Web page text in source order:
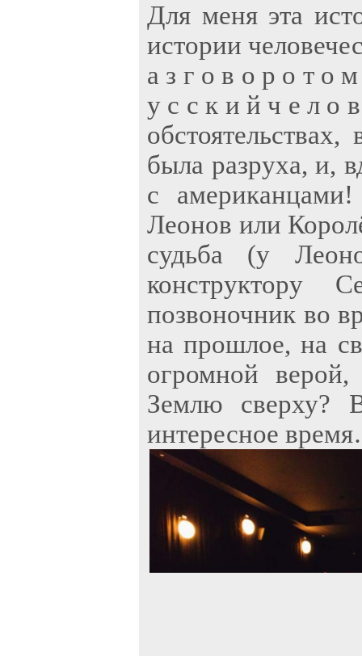
Для меня эта
истории
а з г о в о р о т о
у с с к и й ч е л о
была разруха, и,
с
Леонов или
судьба (у
конструктору
позвоночник во
на прошлое, на
огромной
Землю сверху?
интересное